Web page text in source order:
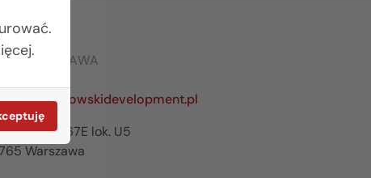
WARSZAWA
67E lok. U5
Warszawa